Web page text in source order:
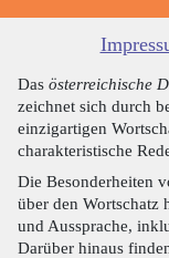
Das österreichische
zeichnet sich durch
einzigartigen
charakteristische
Die Besonderheiten
über den Wortschatz
und Aussprache,
Darüber hinaus